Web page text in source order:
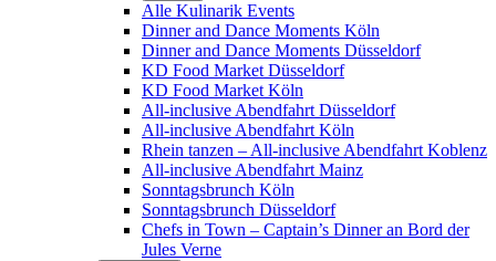
Alle Kulinarik Events
Dinner and Dance Moments Köln
Dinner and Dance Moments Düsseldorf
KD Food Market Düsseldorf
KD Food Market Köln
All-inclusive Abendfahrt Düsseldorf
All-inclusive Abendfahrt Köln
Rhein tanzen – All-inclusive Abendfahrt Koblenz
All-inclusive Abendfahrt Mainz
Sonntagsbrunch Köln
Sonntagsbrunch Düsseldorf
Chefs in Town – Captain’s Dinner an Bord der
Jules Verne